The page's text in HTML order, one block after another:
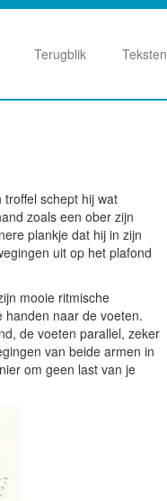
Terugblik Teksten
schept hij wat
zoals een ober zijn
plankje dat hij in zijn
uit op het plafond
mooie ritmische
naar de voeten.
de voeten parallel, zeker
van beide armen in
om geen last van je